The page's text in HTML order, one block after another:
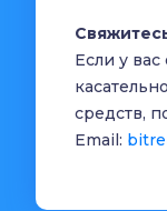
Если у
средств,
Email: